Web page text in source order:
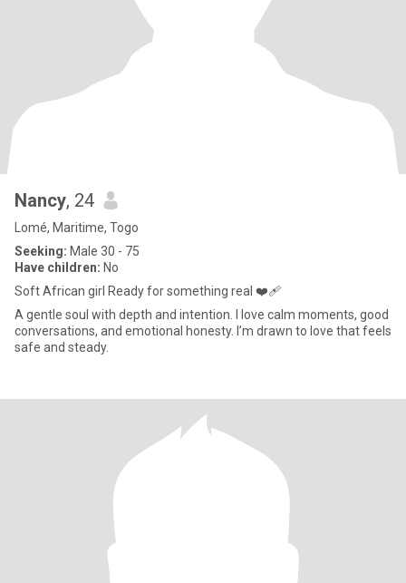
Nancy, 24
Lomé, Maritime, Togo
Seeking: Male 30 - 75
Have children: No
Soft African girl Ready for something real ❤️‍🩹
A gentle soul with depth and intention. I love calm moments, good
conversations, and emotional honesty. I’m drawn to love that feels
safe and steady.